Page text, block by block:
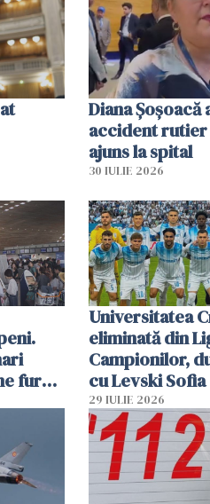
Diana Șoșoacă
accident rutier
ajuns la spital
30 IULIE 2026
furau
și
Universitatea
eliminată din
Campionilor,
cu Levski Sofia
29 IULIE 2026